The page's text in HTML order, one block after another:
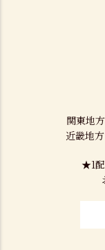
関東地
近畿地
★1